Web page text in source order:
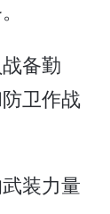
备勤
卫作战
装力量